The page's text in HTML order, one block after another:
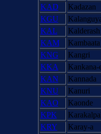
KAD
Kadazan
KGU
KAL
KAM
Kambaata
KNG
Kangri
KKA
Kankana-
KAN
Kannada
KNU
Kanuri
KAO
Kaonde
KPK
KRY
Karay-a